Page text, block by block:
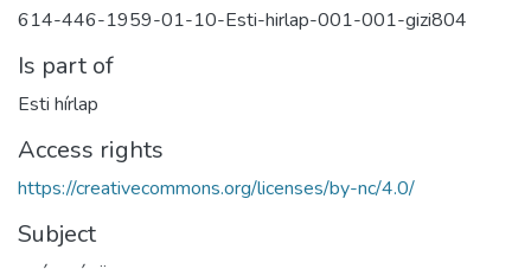
614-446-1959-01-10-Esti-hirlap-001-001-gizi804
Is part of
Esti hírlap
Access rights
https://creativecommons.org/licenses/by-nc/4.0/
Subject